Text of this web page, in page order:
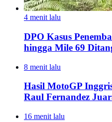
4 menit lalu
DPO Kasus
hingga Mile 69
8 menit lalu
Hasil MotoGP
Raul Fernandez
16 menit lalu